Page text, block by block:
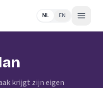
NL EN
krijgt zijn eigen